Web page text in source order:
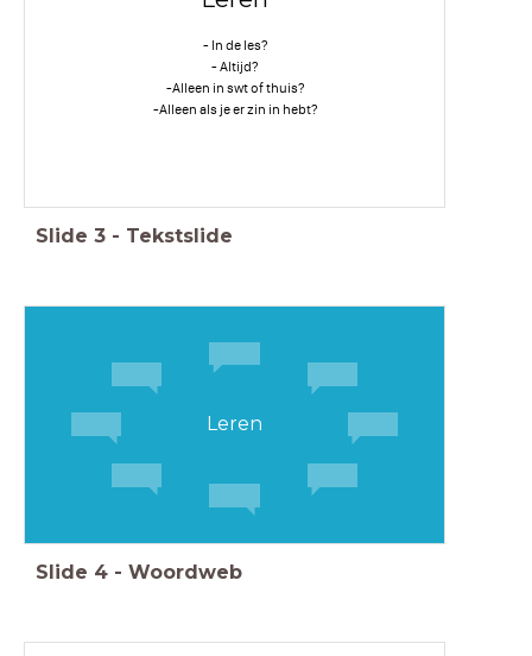
- In de les?
- Altijd?
-Alleen in swt of thuis?
-Alleen als je er zin in hebt?
Slide 3 - Tekstslide
Leren
Slide 4 - Woordweb